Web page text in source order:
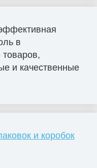
в
товаров,
и качественные
и коробок